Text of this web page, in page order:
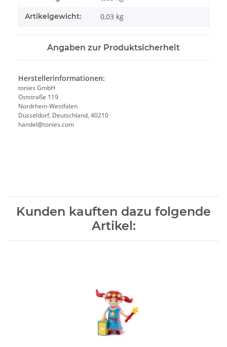
Artikelgewicht: 0,03 kg
Angaben zur Produktsicherheit
Herstellerinformationen:
tonies GmbH
Oststraße 119
Nordrhein-Westfalen
Düsseldorf, Deutschland, 40210
handel@tonies.com
Kunden kauften dazu folgende
Artikel: